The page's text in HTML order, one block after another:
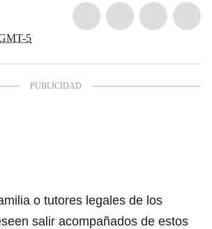
5
o tutores legales de los
salir acompañados de estos